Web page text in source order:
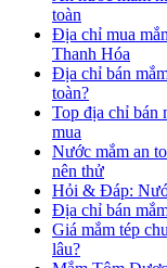
toàn
Địa chỉ mua
Thanh Hóa
Địa chỉ bán
toàn?
Top địa chỉ bán
mua
Nước mắm an
nên thử
Hỏi & Đáp:
Địa chỉ bán
Giá mắm tép
lâu?